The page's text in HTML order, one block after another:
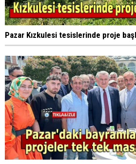
Pazar Kızkulesi tesislerinde proje